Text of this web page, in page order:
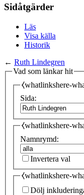
Sidåtgärder
Läs
Visa källa
Historik
← Ruth Lindegren
Vad som länkar hit
⧼whatlinkshere-
Sida:
⧼whatlinkshere-
Namnrymd:
Invertera val
⧼whatlinkshere-
Dölj